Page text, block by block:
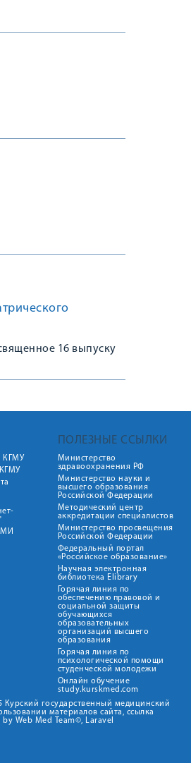
16 выпуску
КГМУ
ПОЛЕЗНЫЕ ССЫЛКИ
Министерство
здравоохранения РФ
Министерство науки и
высшего образования
Российской Федерации
Методический центр
аккредитации специалистов
Министерство просвещения
Российской Федерации
Федеральный портал
«Российское образование»
Научная электронная
библиотека Elibrary
Горячая линия по
обеспечению правовой и
социальной защиты
обучающихся
образовательных
организаций высшего
образования
Горячая линия по
психологической помощи
студенческой молодежи
Онлайн обучение
study.kurskmed.com
Курский государственный медицинский
материалов сайта, ссылка
by Web Med Team©, Laravel